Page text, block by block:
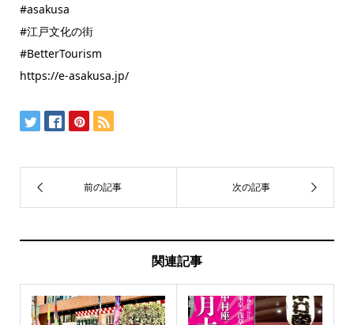
#asakusa
#江戸文化の街
#BetterTourism
https://e-asakusa.jp/
関連記事